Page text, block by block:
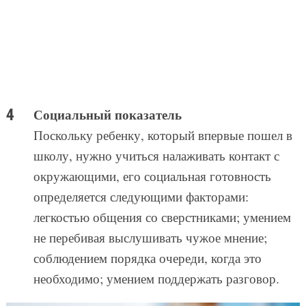
Социальный показатель
Поскольку ребенку, который впервые пошел в
школу, нужно учиться налаживать контакт с
окружающими, его социальная готовность
определяется следующими факторами:
легкостью общения со сверстниками; умением
не перебивая выслушивать чужое мнение;
соблюдением порядка очереди, когда это
необходимо; умением поддержать разговор.